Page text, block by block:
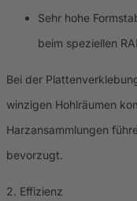
Sehr hohe
beim speziellen
Bei der
winzigen Hohlräumen
Harzansammlungen
bevorzugt.
2. Effizienz